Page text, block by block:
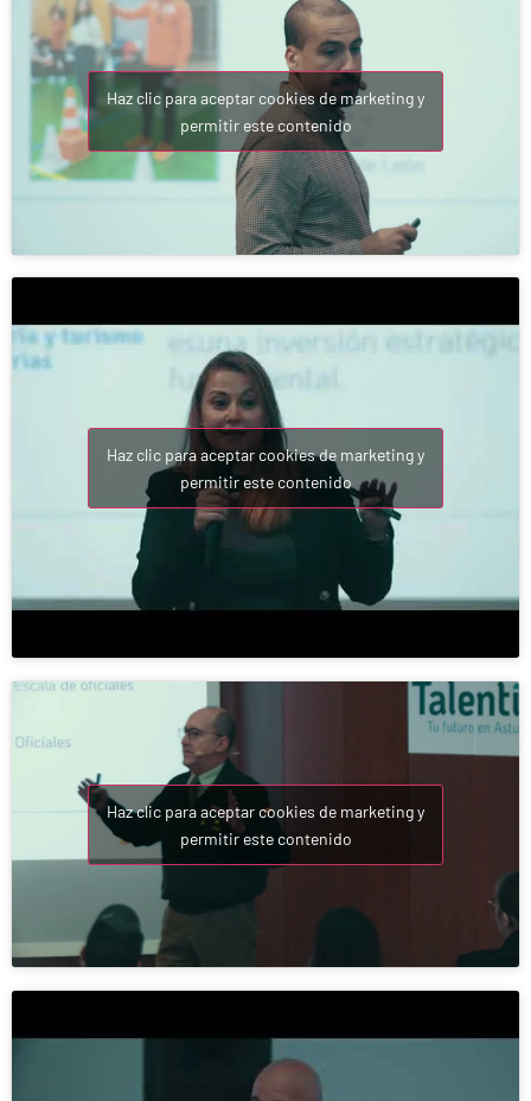
Haz clic para aceptar cookies de marketing y
permitir este contenido
Haz clic para aceptar cookies de marketing y
permitir este contenido
Haz clic para aceptar cookies de marketing y
permitir este contenido